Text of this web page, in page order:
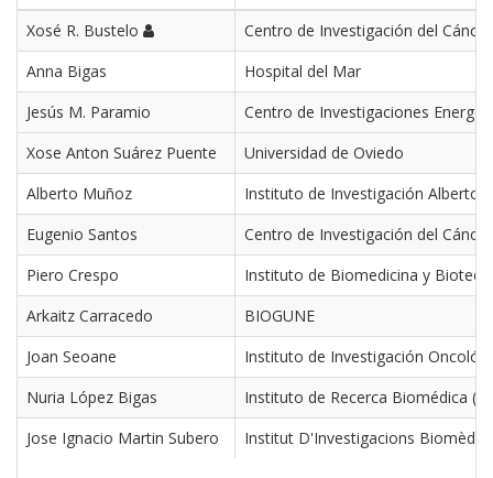
Xosé R. Bustelo
Centro de Investigación del Cáncer
Anna Bigas
Hospital del Mar
Jesús M. Paramio
Centro de Investigaciones
Xose Anton Suárez Puente
Universidad de Oviedo
Alberto Muñoz
Instituto de Investigación Alberto
Eugenio Santos
Centro de Investigación del Cáncer
Piero Crespo
Instituto de Biomedicina y
Arkaitz Carracedo
BIOGUNE
Joan Seoane
Instituto de Investigación
Nuria López Bigas
Instituto de Recerca Biomédica
Jose Ignacio Martin Subero
Institut D'Investigacions